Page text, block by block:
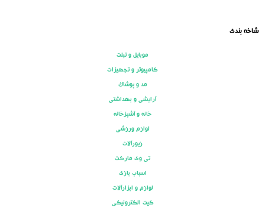
شاخه بندی
موبایل و تبلت
کامپیوتر و تجهیزات
مد و پوشاک
آرایشی و بهداشتی
خانه و آشپزخانه
لوازم ورزشی
زیورآلات
تی وی مارکت
اسباب بازی
لوازم و ابزارآلات
کیت الکترونیکی